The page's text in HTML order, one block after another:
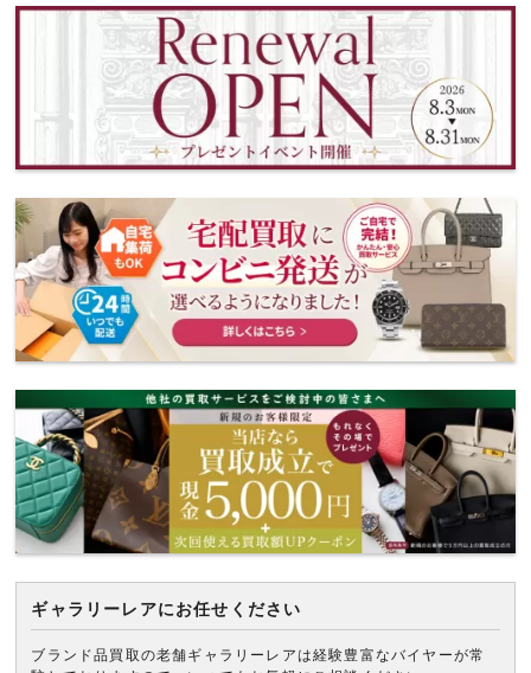
ギャラリーレアにお任せください
ブランド品買取の老舗ギャラリーレアは経験豊富なバイヤーが常